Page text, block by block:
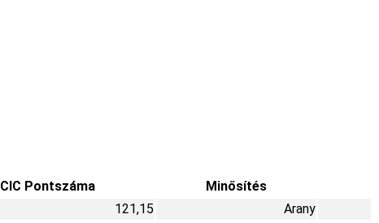
CIC Pontszáma
Minősítés
121,15
Arany